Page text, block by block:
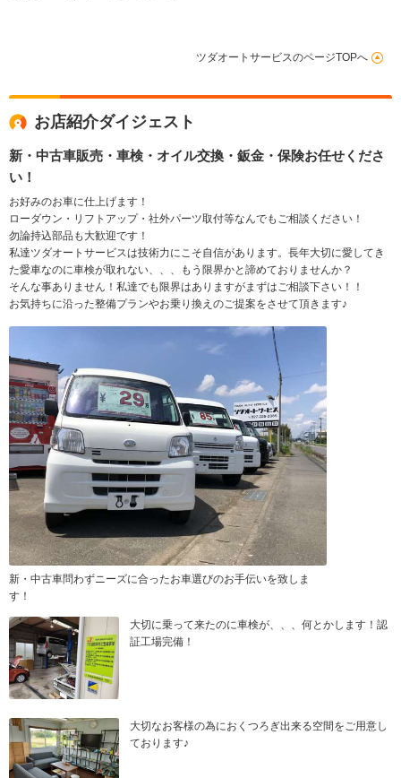
ツダオートサービスのページTOPへ
お店紹介ダイジェスト
新・中古車販売・車検・オイル交換・鈑金・保険お任せくださ
い！
お好みのお車に仕上げます！
ローダウン・リフトアップ・社外パーツ取付等なんでもご相談ください！
勿論持込部品も大歓迎です！
私達ツダオートサービスは技術力にこそ自信があります。長年大切に愛してき
た愛車なのに車検が取れない、、、もう限界かと諦めておりませんか？
そんな事ありません！私達でも限界はありますがまずはご相談下さい！！
お気持ちに沿った整備プランやお乗り換えのご提案をさせて頂きます♪
新・中古車問わずニーズに合ったお車選びのお手伝いを致しま
す！
大切に乗って来たのに車検が、、、何とかします！認
証工場完備！
大切なお客様の為におくつろぎ出来る空間をご用意し
ております♪